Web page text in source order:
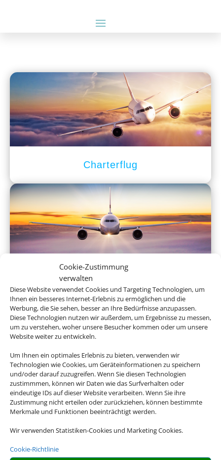
Cookie-Zustimmung
verwalten
Diese Website verwendet Cookies und Targeting Technologien, um
Ihnen ein besseres Internet-Erlebnis zu ermöglichen und die
Werbung, die Sie sehen, besser an Ihre Bedürfnisse anzupassen.
Diese Technologien nutzen wir außerdem, um Ergebnisse zu messen,
um zu verstehen, woher unsere Besucher kommen oder um unsere
Website weiter zu entwickeln.
Um Ihnen ein optimales Erlebnis zu bieten, verwenden wir
Technologien wie Cookies, um Geräteinformationen zu speichern
und/oder darauf zuzugreifen. Wenn Sie diesen Technologien
zustimmmen, können wir Daten wie das Surfverhalten oder
eindeutige IDs auf dieser Website verarbeiten. Wenn Sie ihre
Zustimmung nicht erteilen oder zurückziehen, können bestimmte
Merkmale und Funktionen beeinträchtigt werden.
Wir verwenden Statistiken-Cookies und Marketing Cookies.
Cookie-Richtlinie
Charterflug
Linienflug
Mietwagen